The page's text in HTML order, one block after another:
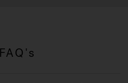
FAQ's